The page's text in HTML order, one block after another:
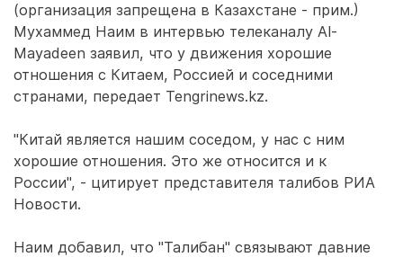
(организация запрещена в Казахстане - прим.)
Мухаммед Наим в интервью телеканалу Al-
Mayadeen заявил, что у движения хорошие
отношения с Китаем, Россией и соседними
странами, передает Tengrinews.kz.
"Китай является нашим соседом, у нас с ним
хорошие отношения. Это же относится и к
России", - цитирует представителя талибов РИА
Новости.
Наим добавил, что "Талибан" связывают давние